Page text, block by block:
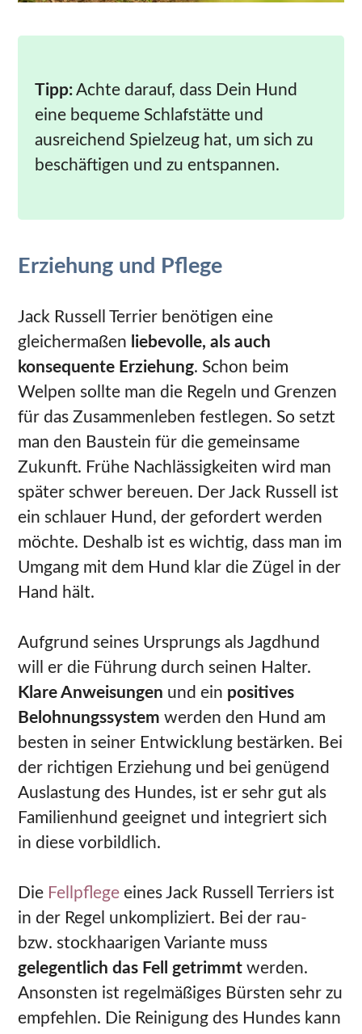
Tipp:Achte darauf, dass Dein Hund
eine bequeme Schlafstätte und
ausreichend Spielzeug hat, um sich zu
beschäftigen und zu entspannen.
Erziehung und Pflege
Jack Russell Terrier benötigen eine
gleichermaßen liebevolle, als auch
konsequente Erziehung. Schon beim
Welpen sollte man die Regeln und Grenzen
für das Zusammenleben festlegen. So setzt
man den Baustein für die gemeinsame
Zukunft. Frühe Nachlässigkeiten wird man
später schwer bereuen. Der Jack Russell ist
ein schlauer Hund, der gefordert werden
möchte. Deshalb ist es wichtig, dass man im
Umgang mit dem Hund klar die Zügel in der
Hand hält.
Aufgrund seines Ursprungs als Jagdhund
will er die Führung durch seinen Halter.
Klare Anweisungen und ein positives
Belohnungssystem werden den Hund am
besten in seiner Entwicklung bestärken. Bei
der richtigen Erziehung und bei genügend
Auslastung des Hundes, ist er sehr gut als
Familienhund geeignet und integriert sich
in diese vorbildlich.
Die Fellpflege eines Jack Russell Terriers ist
in der Regel unkompliziert. Bei der rau-
bzw. stockhaarigen Variante muss
gelegentlich das Fell getrimmt werden.
Ansonsten ist regelmäßiges Bürsten sehr zu
empfehlen. Die Reinigung des Hundes kann